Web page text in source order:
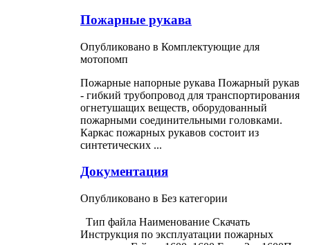
Пожарные рукава
Опубликовано в Комплектующие для
мотопомп
Пожарные напорные рукава Пожарный рукав
- гибкий трубопровод для транспортирования
огнетушащих веществ, оборудованный
пожарными соединительными головками.
Каркас пожарных рукавов состоит из
синтетических ...
Документация
Опубликовано в Без категории
Тип файла Наименование Скачать
Инструкция по эксплуатации пожарных